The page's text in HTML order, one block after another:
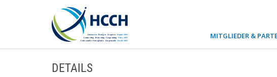
MITGLIEDER &
DETAILS